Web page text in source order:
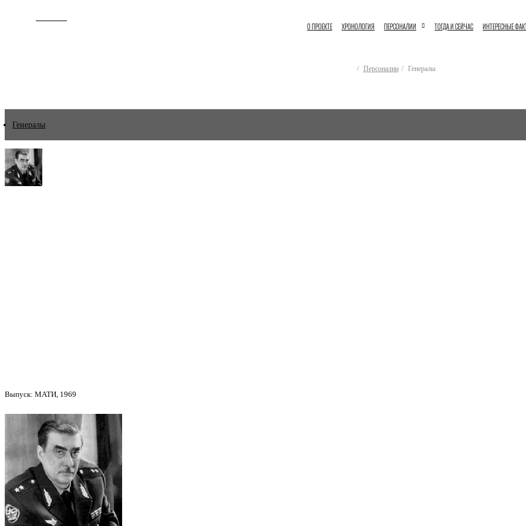
О ПРОЕКТЕ ХРОНОЛОГИЯ ПЕРСОНАЛИИ ТОГДА И СЕЙЧАС ИНТЕРЕСНЫЕ
Персоналии Генералы
Генералы
Выпуск: МАТИ, 1969